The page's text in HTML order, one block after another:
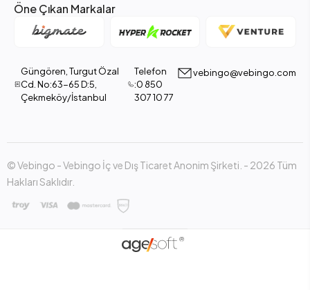
Öne Çıkan Markalar
Güngören, Turgut Özal
Cd. No:63-65 D:5,
Çekmeköy/İstanbul
Telefon
:0 850
307 10 77
vebingo@vebingo.com
© Vebingo - Vebingo İç ve Dış Ticaret Anonim Şirketi. - 2026 Tüm
Hakları Saklıdır.